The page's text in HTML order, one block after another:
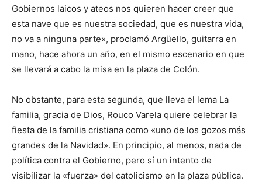
Gobiernos laicos y ateos nos quieren hacer creer que
esta nave que es nuestra sociedad, que es nuestra vida,
no va a ninguna parte», proclamó Argüello, guitarra en
mano, hace ahora un año, en el mismo escenario en que
se llevará a cabo la misa en la plaza de Colón.
No obstante, para esta segunda, que lleva el lema La
familia, gracia de Dios, Rouco Varela quiere celebrar la
fiesta de la familia cristiana como «uno de los gozos más
grandes de la Navidad». En principio, al menos, nada de
política contra el Gobierno, pero sí un intento de
visibilizar la «fuerza» del catolicismo en la plaza pública.